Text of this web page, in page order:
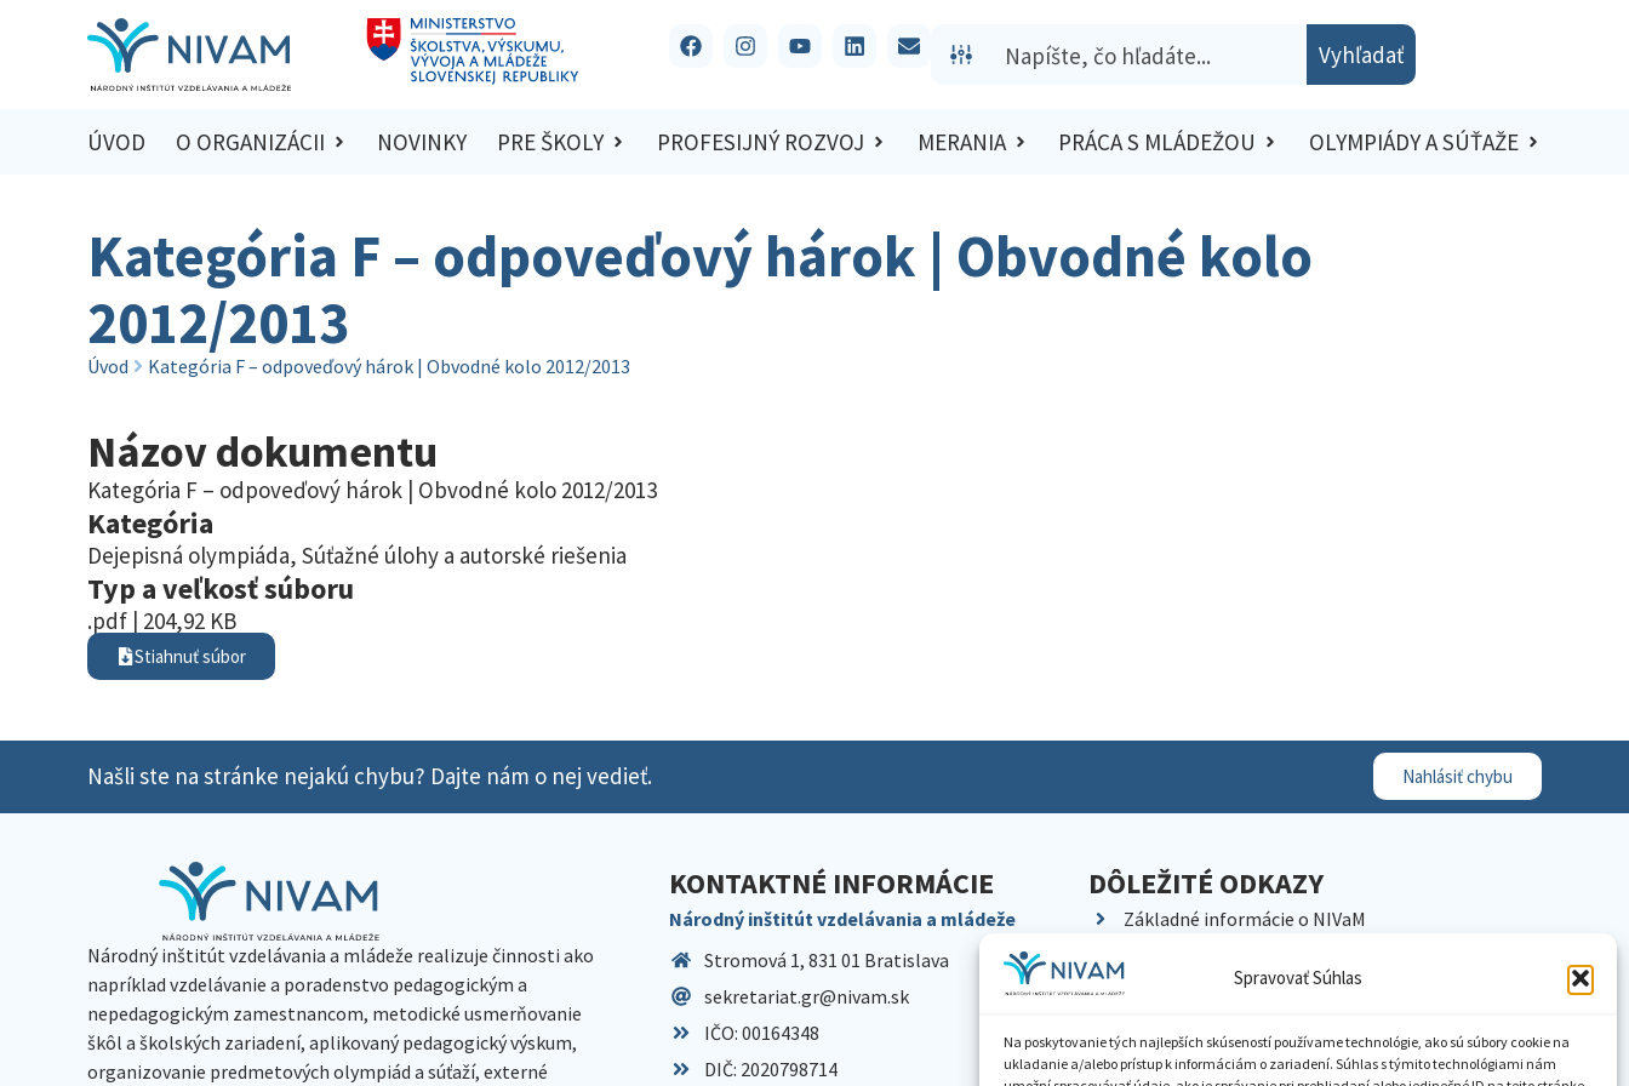
Spravovať Súhlas
Na poskytovanie tých najlepších skúseností používame technológie, ako sú súbory cookie na
ukladanie a/alebo prístup k informáciám o zariadení. Súhlas s týmito technológiami nám
Vyhľadať
ÚVOD O ORGANIZÁCII NOVINKY PRE ŠKOLY PROFESIJNÝ ROZVOJ MERANIA PRÁCA S MLÁDEŽOU OLYMPIÁDY A SÚŤAŽE
Kategória F – odpoveďový hárok | Obvodné kolo
2012/2013
Úvod Kategória F – odpoveďový hárok | Obvodné kolo 2012/2013
Názov dokumentu
Kategória F – odpoveďový hárok | Obvodné kolo 2012/2013
Kategória
Dejepisná olympiáda, Súťažné úlohy a autorské riešenia
Typ a veľkosť súboru
.pdf | 204,92 KB
Stiahnuť súbor
Našli ste na stránke nejakú chybu? Dajte nám o nej vedieť. Nahlásiť chybu
Národný inštitút vzdelávania a mládeže realizuje činnosti ako
napríklad vzdelávanie a poradenstvo pedagogickým a
nepedagogickým zamestnancom, metodické usmerňovanie
škôl a školských zariadení, aplikovaný pedagogický výskum,
organizovanie predmetových olympiád a súťaží, externé
KONTAKTNÉ INFORMÁCIE
Národný inštitút vzdelávania a mládeže
Stromová 1, 831 01 Bratislava
sekretariat.gr@nivam.sk
IČO: 00164348
DIČ: 2020798714
DÔLEŽITÉ ODKAZY
Základné informácie o NIVaM
Kariéra
Pracoviská NIVaM